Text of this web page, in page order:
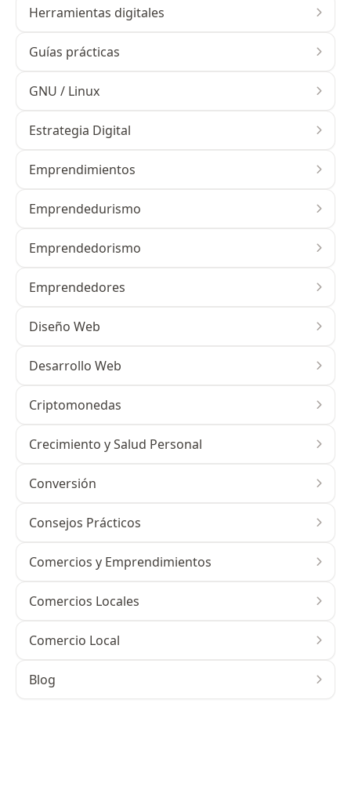
Herramientas digitales
Guías prácticas
GNU / Linux
Estrategia Digital
Emprendimientos
Emprendedurismo
Emprendedorismo
Emprendedores
Diseño Web
Desarrollo Web
Criptomonedas
Crecimiento y Salud Personal
Conversión
Consejos Prácticos
Comercios y Emprendimientos
Comercios Locales
Comercio Local
Blog